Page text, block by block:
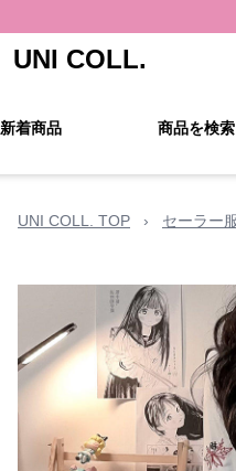
UNI COLL.
新着商品 商品を検索
UNI COLL. TOP › セーラー